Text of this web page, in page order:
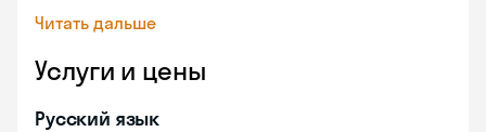
Читать дальше
Услуги и цены
Русский язык